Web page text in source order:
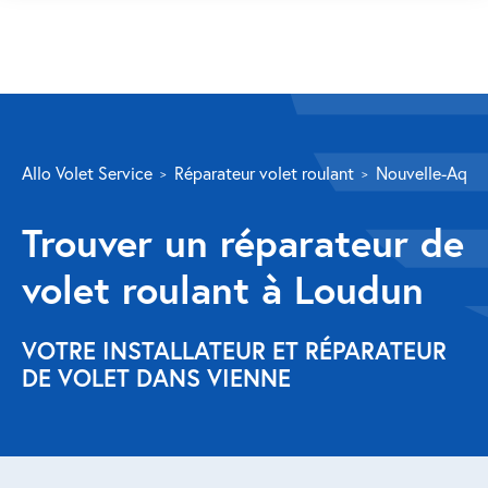
Volet roulant
Réparation
Volet roulant Velux
Réparation store banne
Allo Volet Service Réparateur volet roulant Nouvelle-
Trouver un réparateur de
volet roulant à Loudun
VOTRE INSTALLATEUR ET RÉPARATEUR
DE VOLET DANS VIENNE